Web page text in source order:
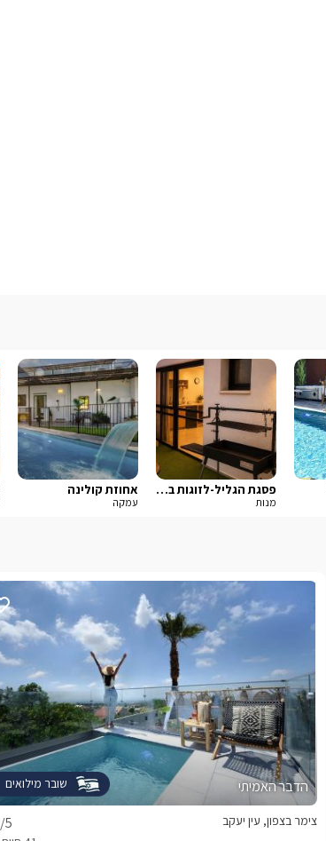
פסגת הגליל-לזוגות בלבד
מנות
אחוזת קולינה
עמקה
שובר מילואים
הדבר האמיתי
/5
צימר בצפון, עין יעקב